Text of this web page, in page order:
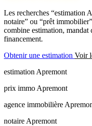
Les recherches “estimation
notaire” ou “prêt
combine estimation,
financement.
Obtenir une estimation Voir
estimation Apremont
prix immo Apremont
agence immobilière
notaire Apremont